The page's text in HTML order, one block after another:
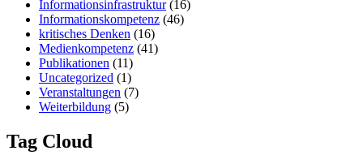
Informationsinfrastruktur(16)
Informationskompetenz (46)
kritisches Denken (16)
Medienkompetenz (41)
Publikationen (11)
Uncategorized (1)
Veranstaltungen (7)
Weiterbildung (5)
Tag Cloud